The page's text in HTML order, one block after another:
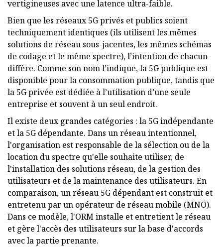
vertigineuses avec une latence ultra-faible.
Bien que les réseaux 5G privés et publics soient
techniquement identiques (ils utilisent les mêmes
solutions de réseau sous-jacentes, les mêmes schémas
de codage et le même spectre), l’intention de chacun
diffère. Comme son nom l’indique, la 5G publique est
disponible pour la consommation publique, tandis que
la 5G privée est dédiée à l’utilisation d’une seule
entreprise et souvent à un seul endroit.
Il existe deux grandes catégories : la 5G indépendante
et la 5G dépendante. Dans un réseau intentionnel,
l'organisation est responsable de la sélection ou de la
location du spectre qu'elle souhaite utiliser, de
l'installation des solutions réseau, de la gestion des
utilisateurs et de la maintenance des utilisateurs. En
comparaison, un réseau 5G dépendant est construit et
entretenu par un opérateur de réseau mobile (MNO).
Dans ce modèle, l'ORM installe et entretient le réseau
et gère l'accès des utilisateurs sur la base d'accords
avec la partie prenante.